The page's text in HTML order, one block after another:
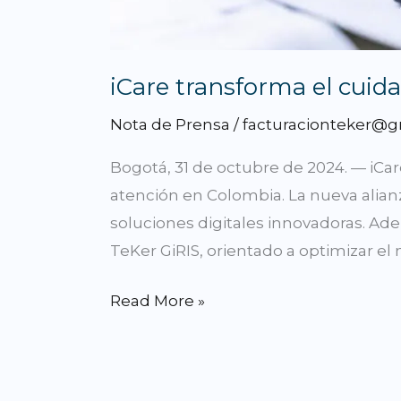
iCare transforma el
Nota de Prensa /
Bogotá, 31 de octubre de 2024. —
atención en Colombia. La nueva
soluciones digitales innovadoras.
TeKer GiRIS, orientado a optimizar
Read More »